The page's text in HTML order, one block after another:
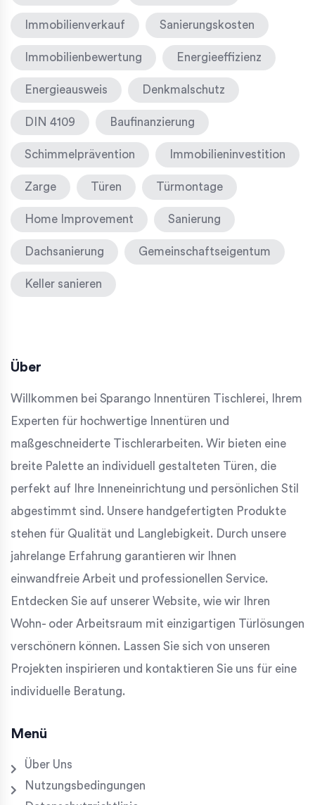
Immobilienverkauf Sanierungskosten
Immobilienbewertung Energieeffizienz
Energieausweis Denkmalschutz
DIN 4109 Baufinanzierung
Schimmelprävention Immobilieninvestition
Zarge Türen Türmontage
Home Improvement Sanierung
Dachsanierung Gemeinschaftseigentum
Keller sanieren
Über
Willkommen bei Sparango Innentüren Tischlerei, Ihrem
Experten für hochwertige Innentüren und
maßgeschneiderte Tischlerarbeiten. Wir bieten eine
breite Palette an individuell gestalteten Türen, die
perfekt auf Ihre Inneneinrichtung und persönlichen Stil
abgestimmt sind. Unsere handgefertigten Produkte
stehen für Qualität und Langlebigkeit. Durch unsere
jahrelange Erfahrung garantieren wir Ihnen
einwandfreie Arbeit und professionellen Service.
Entdecken Sie auf unserer Website, wie wir Ihren
Wohn- oder Arbeitsraum mit einzigartigen Türlösungen
verschönern können. Lassen Sie sich von unseren
Projekten inspirieren und kontaktieren Sie uns für eine
individuelle Beratung.
Menü
Über Uns
Nutzungsbedingungen